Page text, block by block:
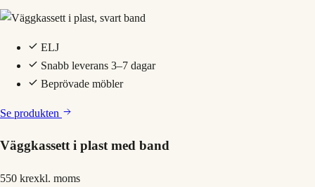
ELJ
Snabb leverans 3–7 dagar
Beprövade möbler
Se produkten
Väggkassett i plast med band
550 krexkl. moms